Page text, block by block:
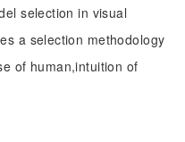
selection in visual
a selection methodology
of human,intuition of